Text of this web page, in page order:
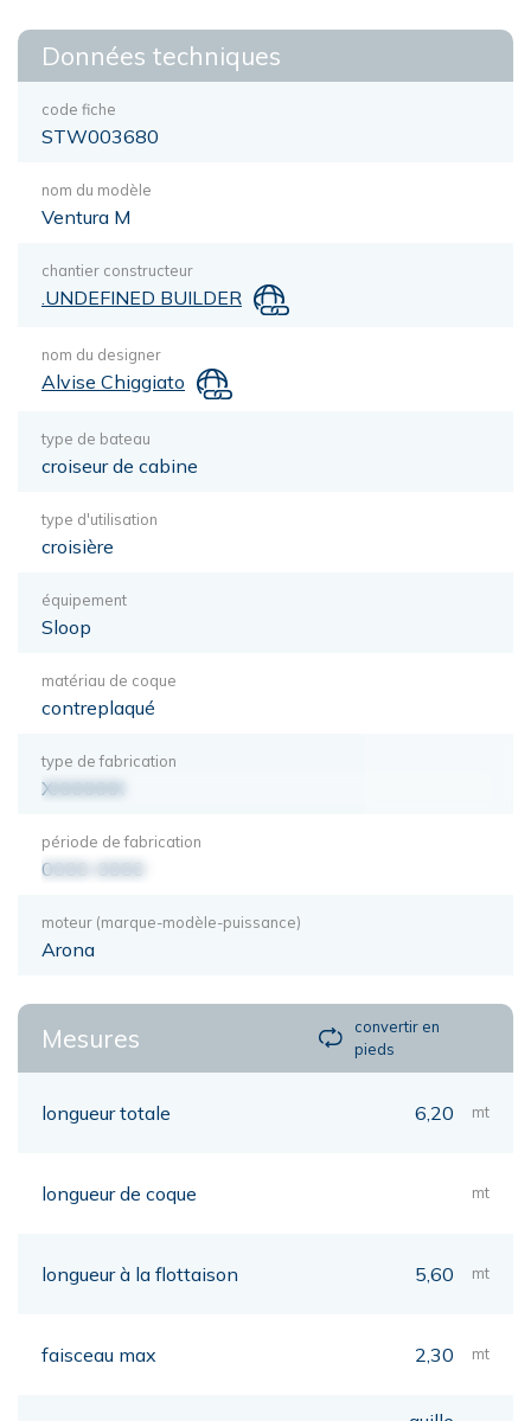
Données techniques
code fiche
STW003680
nom du modèle
Ventura M
chantier constructeur
.UNDEFINED BUILDER
nom du designer
Alvise Chiggiato
type de bateau
croiseur de cabine
type d'utilisation
croisière
équipement
Sloop
matériau de coque
contreplaqué
type de fabrication
XXXXXXX
période de fabrication
0000-0000
moteur (marque-modèle-puissance)
Arona
Mesures
convertir en
pieds
longueur totale 6,20 mt
longueur de coque mt
longueur à la flottaison 5,60 mt
faisceau max 2,30 mt